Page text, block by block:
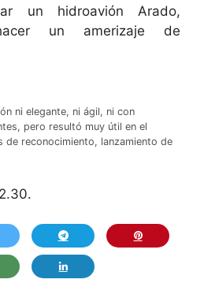
un hidroavión Arado,
un amerizaje de
ni elegante, ni ágil, ni con
pero resultó muy útil en el
de reconocimiento, lanzamiento de